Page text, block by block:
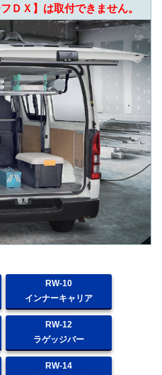
ＤＸ】は取付できません。
RW-10
インナーキャリア
RW-12
ラゲッジバー
RW-14